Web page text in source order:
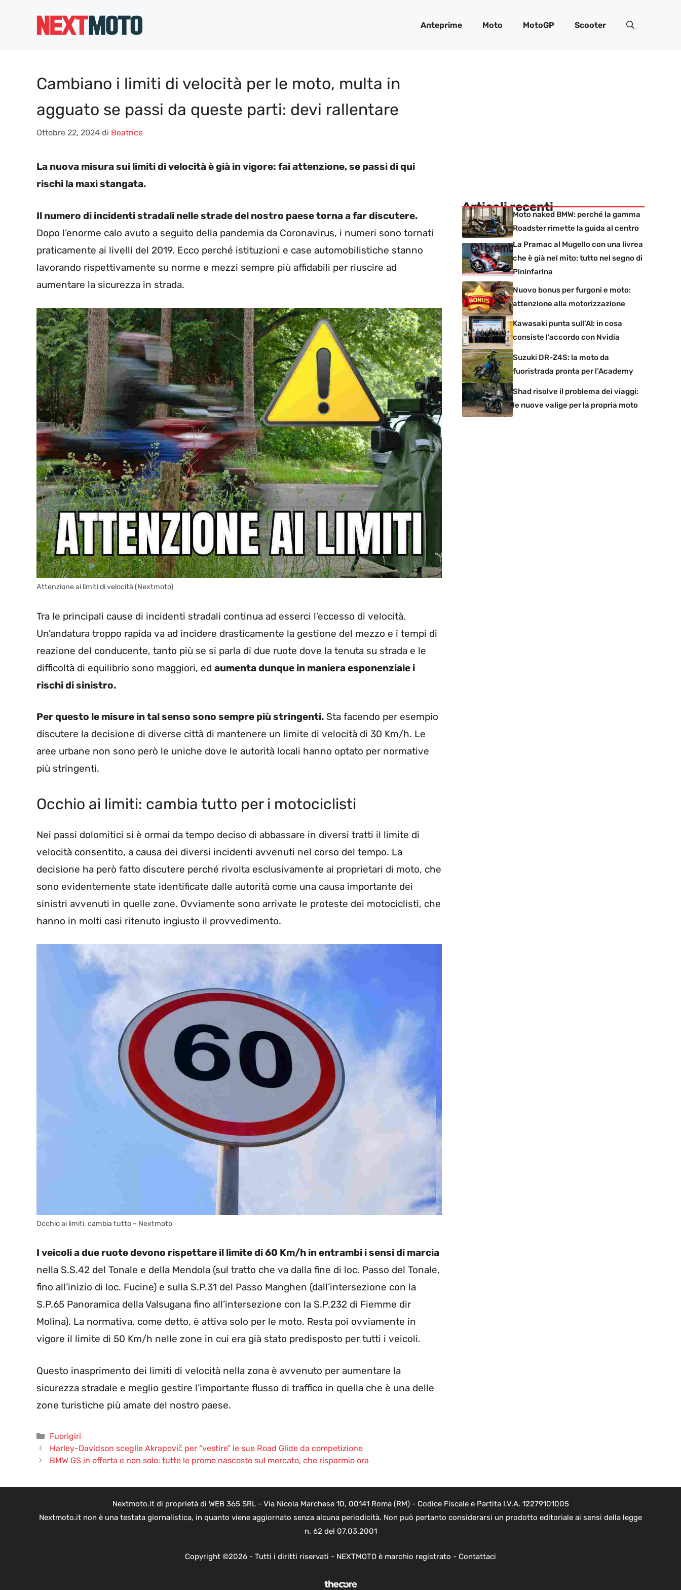
Anteprime Moto MotoGP Scooter
Cambiano i limiti di velocità per le moto, multa in
agguato se passi da queste parti: devi rallentare
Ottobre 22, 2024 di Beatrice
La nuova misura sui limiti di velocità è già in vigore: fai attenzione, se passi di qui
rischi la maxi stangata.
Il numero di incidenti stradali nelle strade del nostro paese torna a far discutere.
Dopo l’enorme calo avuto a seguito della pandemia da Coronavirus, i numeri sono tornati
praticamente ai livelli del 2019. Ecco perché istituzioni e case automobilistiche stanno
lavorando rispettivamente su norme e mezzi sempre più affidabili per riuscire ad
aumentare la sicurezza in strada.
Attenzione ai limiti di velocità (Nextmoto)
Tra le principali cause di incidenti stradali continua ad esserci l’eccesso di velocità.
Un’andatura troppo rapida va ad incidere drasticamente la gestione del mezzo e i tempi di
reazione del conducente, tanto più se si parla di due ruote dove la tenuta su strada e le
difficoltà di equilibrio sono maggiori, ed aumenta dunque in maniera esponenziale i
rischi di sinistro.
Per questo le misure in tal senso sono sempre più stringenti. Sta facendo per esempio
discutere la decisione di diverse città di mantenere un limite di velocità di 30 Km/h. Le
aree urbane non sono però le uniche dove le autorità locali hanno optato per normative
più stringenti.
Occhio ai limiti: cambia tutto per i motociclisti
Nei passi dolomitici si è ormai da tempo deciso di abbassare in diversi tratti il limite di
velocità consentito, a causa dei diversi incidenti avvenuti nel corso del tempo. La
decisione ha però fatto discutere perché rivolta esclusivamente ai proprietari di moto, che
sono evidentemente state identificate dalle autorità come una causa importante dei
sinistri avvenuti in quelle zone. Ovviamente sono arrivate le proteste dei motociclisti, che
hanno in molti casi ritenuto ingiusto il provvedimento.
Occhio ai limiti, cambia tutto – Nextmoto
I veicoli a due ruote devono rispettare il limite di 60 Km/h in entrambi i sensi di marcia
nella S.S.42 del Tonale e della Mendola (sul tratto che va dalla fine di loc. Passo del Tonale,
fino all’inizio di loc. Fucine) e sulla S.P.31 del Passo Manghen (dall’intersezione con la
S.P.65 Panoramica della Valsugana fino all’intersezione con la S.P.232 di Fiemme dir
Molina). La normativa, come detto, è attiva solo per le moto. Resta poi ovviamente in
vigore il limite di 50 Km/h nelle zone in cui era già stato predisposto per tutti i veicoli.
Questo inasprimento dei limiti di velocità nella zona è avvenuto per aumentare la
sicurezza stradale e meglio gestire l’importante flusso di traffico in quella che è una delle
zone turistiche più amate del nostro paese.
Categorie
Fuorigiri
Harley-Davidson sceglie Akrapovič per “vestire” le sue Road Glide da competizione
BMW GS in offerta e non solo: tutte le promo nascoste sul mercato, che risparmio ora
Articoli recenti
Moto naked BMW: perché la gamma
Roadster rimette la guida al centro
La Pramac al Mugello con una livrea
che è già nel mito: tutto nel segno di
Pininfarina
Nuovo bonus per furgoni e moto:
attenzione alla motorizzazione
Kawasaki punta sull’AI: in cosa
consiste l’accordo con Nvidia
Suzuki DR-Z4S: la moto da
fuoristrada pronta per l’Academy
Shad risolve il problema dei viaggi:
le nuove valige per la propria moto
Nextmoto.it di proprietà di WEB 365 SRL - Via Nicola Marchese 10, 00141 Roma (RM) - Codice Fiscale e Partita I.V.A. 12279101005
Nextmoto.it non è una testata giornalistica, in quanto viene aggiornato senza alcuna periodicità. Non può pertanto considerarsi un prodotto editoriale ai sensi della legge
n. 62 del 07.03.2001
Copyright ©2026 - Tutti i diritti riservati - NEXTMOTO è marchio registrato - Contattaci